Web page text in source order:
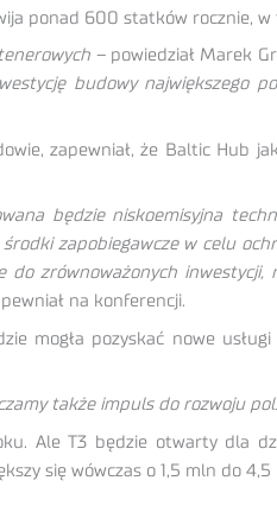
ponad 600 statków rocznie,
–powiedział Marek
budowy największego
zapewniał, że Baltic Hub
będzie niskoemisyjna
zapobiegawcze w celu
zrównoważonych
na konferencji.
mogła pozyskać nowe
także impuls do rozwoju
Ale T3 będzie otwarty dla
się wówczas o 1,5 mln do